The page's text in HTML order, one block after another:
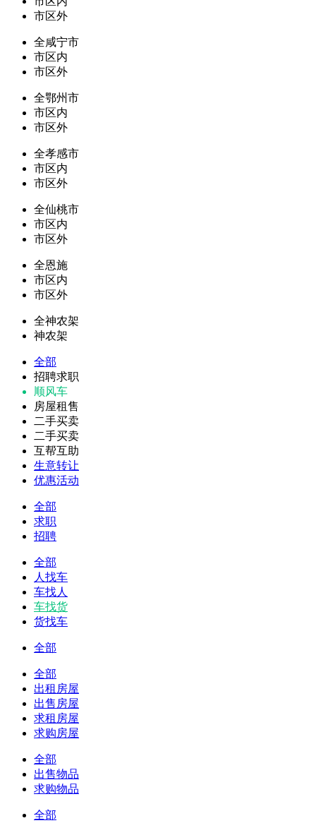
市区外
全咸宁市
市区内
市区外
全鄂州市
市区内
市区外
全孝感市
市区内
市区外
全仙桃市
市区内
市区外
全恩施
市区内
市区外
全神农架
神农架
全部
招聘求职
顺风车
房屋租售
二手买卖
二手买卖
互帮互助
生意转让
优惠活动
全部
求职
招聘
全部
人找车
车找人
车找货
货找车
全部
全部
出租房屋
出售房屋
求租房屋
求购房屋
全部
出售物品
求购物品
全部